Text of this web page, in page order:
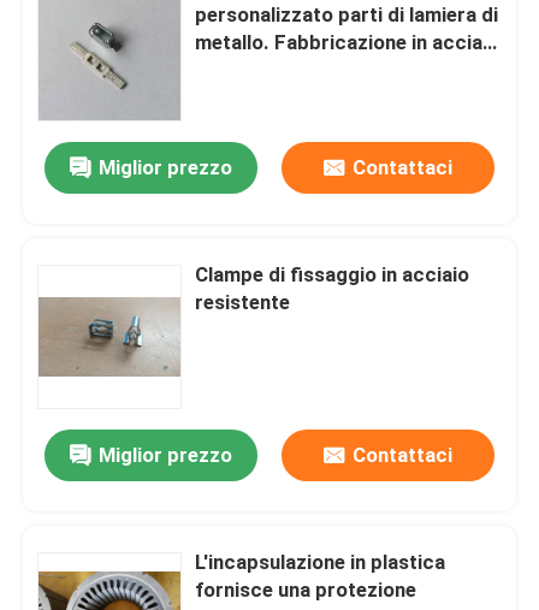
Casi
La lamiera sottile progressiva muore
dadi di piegamento della lamiera sottile
Metallo che timbra le parti
Laminazioni del centro dello statore
personalizzato parti di lamiera di
metallo. Fabbricazione in acciaio
Miglior prezzo
Contattaci
Clampe di fissaggio in acciaio
resistente
Miglior prezzo Contattaci
L'incapsulazione in plastica
fornisce una protezione